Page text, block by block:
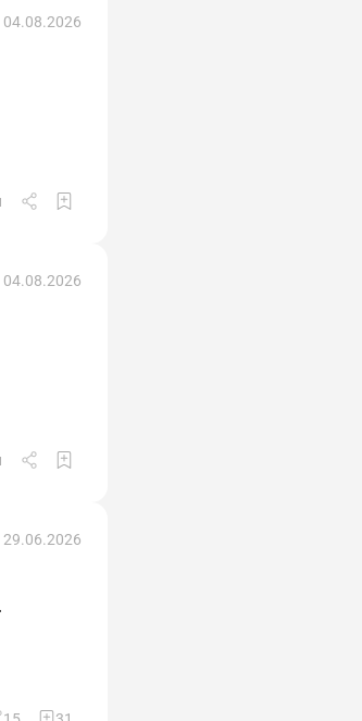
04.08.2026
04.08.2026
29.06.2026